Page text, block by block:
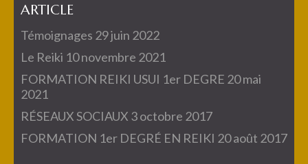
ARTICLE
Témoignages 29 juin 2022
Le Reiki 10 novembre 2021
FORMATION REIKI USUI 1er DEGRE 20 mai
2021
RÉSEAUX SOCIAUX 3 octobre 2017
FORMATION 1er DEGRÉ EN REIKI 20 août 2017